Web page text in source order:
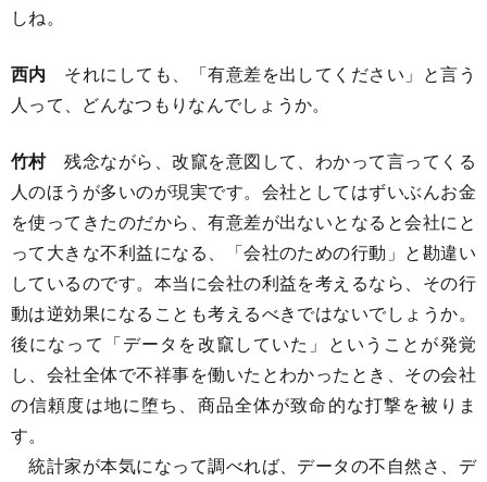
しね。
西内 それにしても、「有意差を出してください」と言う
人って、どんなつもりなんでしょうか。
竹村残念ながら、改竄を意図して、わかって言ってくる
人のほうが多いのが現実です。会社としてはずいぶんお金
を使ってきたのだから、有意差が出ないとなると会社にと
って大きな不利益になる、「会社のための行動」と勘違い
しているのです。本当に会社の利益を考えるなら、その行
動は逆効果になることも考えるべきではないでしょうか。
後になって「データを改竄していた」ということが発覚
し、会社全体で不祥事を働いたとわかったとき、その会社
の信頼度は地に堕ち、商品全体が致命的な打撃を被りま
す。
統計家が本気になって調べれば、データの不自然さ、デ